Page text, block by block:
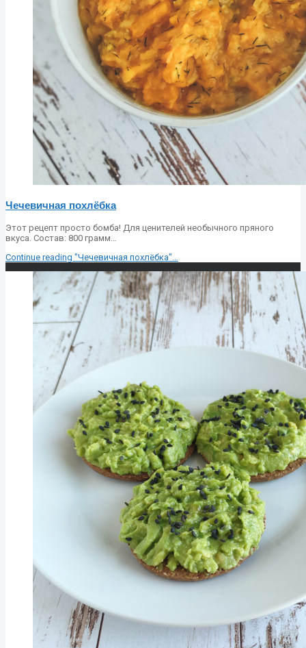
Чечевичная похлёбка
Этот рецепт просто бомба! Для ценителей необычного пряного
вкуса. Состав: 800 грамм…
Continue reading "Чечевичная похлёбка"…